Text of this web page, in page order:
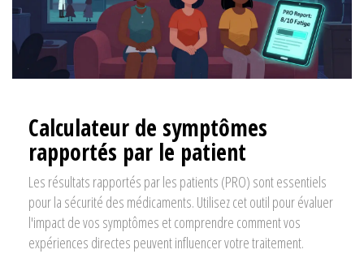
Calculateur de symptômes
rapportés par le patient
Les résultats rapportés par les patients (PRO) sont essentiels
pour la sécurité des médicaments. Utilisez cet outil pour évaluer
l'impact de vos symptômes et comprendre comment vos
expériences directes peuvent influencer votre traitement.